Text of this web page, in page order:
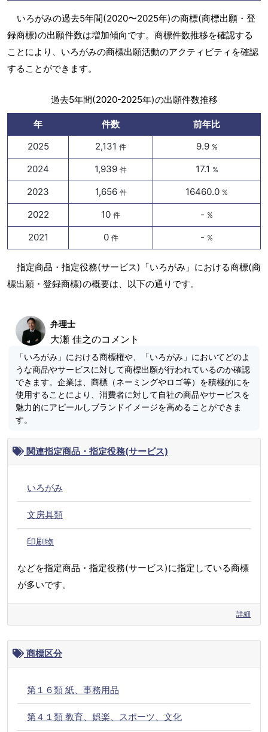
いろがみの過去5年間(2020〜2025年)の商標(商標出願・登
録商標)の出願件数は増加傾向です。商標件数推移を確認する
ことにより、いろがみの商標出願活動のアクティビティを確認
することができます。
過去5年間(2020-2025年)の出願件数推移
年 件数
前年比
2025
2,131 件 9.9 %
2024 1,939 件 17.1 %
2023 1,656 件 16460.0 %
2022 10 件 - %
2021 0 件 - %
指定商品・指定役務(サービス)「いろがみ」における商標(商
標出願・登録商標)の概要は、以下の通りです。
弁理士
大瀬 佳之のコメント
「いろがみ」における商標権や、「いろがみ」においてどのよ
うな商品やサービスに対して商標出願が行われているのか確認
できます。企業は、商標（ネーミングやロゴ等）を積極的にを
使用することにより、消費者に対して自社の商品やサービスを
魅力的にアピールしブランドイメージを高めることができま
す。
関連指定商品・指定役務(サービス)
いろがみ
文房具類
印刷物
などを指定商品・指定役務(サービス)に指定している商標
が多いです。
詳細
商標区分
第１６類 紙、事務用品
第４１類 教育、娯楽、スポーツ、文化